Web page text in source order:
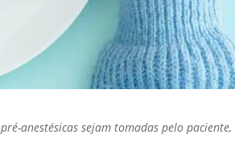
anestésicas sejam tomadas pelo paciente,